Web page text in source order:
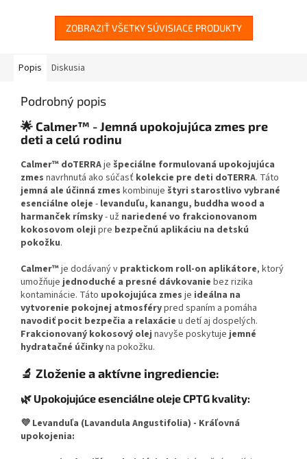
Posilňujúca ochranná zmes- kadidlo, cédrové drevo, vavrín,
pokožku
✅Zdravý vzhľad pokožky
Váš spojenec pre pocity sily, vitality a prirodzenej odolnosti!
ZOBRAZIŤ VŠETKY SÚVISIACE PRODUKTY
Popis Diskusia
Podrobný popis
🌟 Calmer™ - Jemná upokojujúca zmes pre
deti a celú rodinu
Calmer™ doTERRAje špeciálne formulovaná upokojujúca
zmes navrhnutá ako súčasť kolekcie pre deti doTERRA. Táto
jemná ale účinná zmes kombinuje štyri starostlivo vybrané
esenciálne oleje - levanduľu, kanangu, buddha wood a
harmanček rímsky- už nariedené vo frakcionovanom
kokosovom oleji pre bezpečnú aplikáciu na detskú
pokožku.
Calmer™ je dodávaný v praktickom roll-on aplikátore, ktorý
umožňuje jednoduché a presné dávkovanie bez rizika
kontaminácie. Táto upokojujúca zmes je ideálna na
vytvorenie pokojnej atmosférypred spaním a pomáha
navodiť pocit bezpečia a relaxácie u detí aj dospelých.
Frakcionovaný kokosový olej navyše poskytuje jemné
hydratačné účinkyna pokožku.
🔬 Zloženie a aktívne ingrediencie:
🌿 Upokojujúce esenciálne oleje CPTG kvality:
💜 Levanduľa (Lavandula Angustifolia) - Kráľovná
upokojenia: